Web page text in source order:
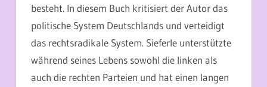
besteht. In diesem Buch kritisiert der Autor das
politische System Deutschlands und verteidigt
das rechtsradikale System. Sieferle unterstützte
während seines Lebens sowohl die linken als
auch die rechten Parteien und hat einen langen